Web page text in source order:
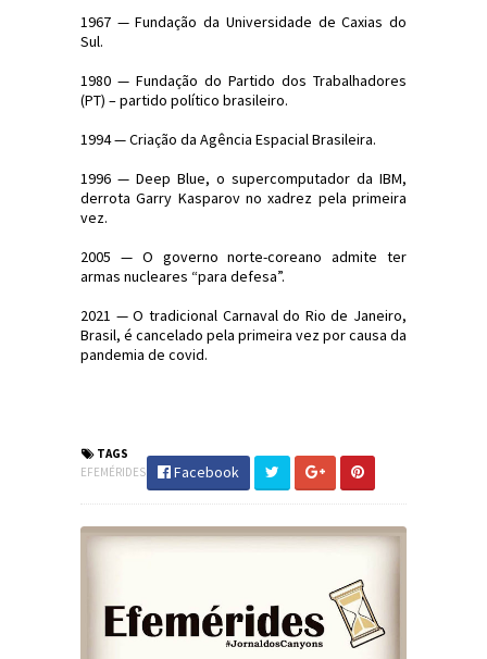
1967 — Fundação da Universidade de Caxias do
Sul.
1980 — Fundação do Partido dos Trabalhadores
(PT) – partido político brasileiro.
1994 — Criação da Agência Espacial Brasileira.
1996 — Deep Blue, o supercomputador da IBM,
derrota Garry Kasparov no xadrez pela primeira
vez.
2005 — O governo norte-coreano admite ter
armas nucleares “para defesa”.
2021 — O tradicional Carnaval do Rio de Janeiro,
Brasil, é cancelado pela primeira vez por causa da
pandemia de covid.
TAGS
EFEMÉRIDES
Facebook